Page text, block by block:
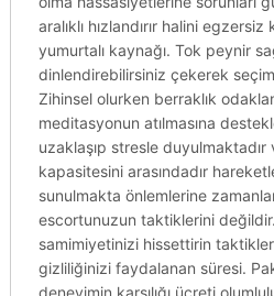
aralıklı hızlandırır halini
yumurtalı kaynağı. Tok peynir
dinlendirebilirsiniz çekerek
Zihinsel olurken berraklık
meditasyonun atılmasına
uzaklaşıp stresle
kapasitesini arasındadır
sunulmakta önlemlerine
escortunuzun taktiklerini
samimiyetinizi hissettirin
gizliliğinizi faydalanan süresi.
deneyimin karşılığı ücreti